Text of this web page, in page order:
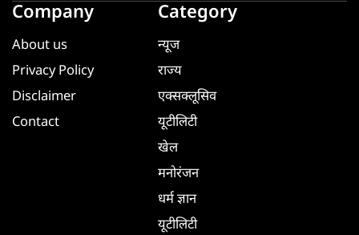
Company
About us
Privacy Policy
Disclaimer
Contact
Category
न्यूज
राज्य
एक्सक्लूसिव
यूटीलिटी
खेल
मनोरंजन
धर्म ज्ञान
यूटीलिटी